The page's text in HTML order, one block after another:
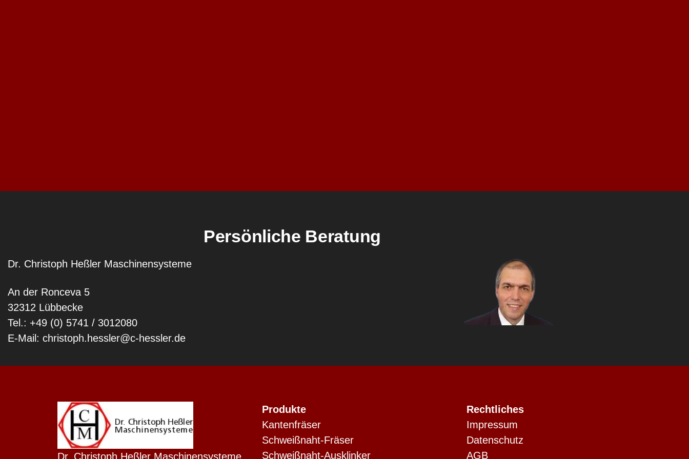
Persönliche Beratung
Dr. Christoph Heßler Maschinensysteme
An der Ronceva 5
32312 Lübbecke
Tel.: +49 (0) 5741 / 3012080
E-Mail: christoph.hessler@c-hessler.de
Dr. Christoph Heßler Maschinensysteme
Produkte
Kantenfräser
Schweißnaht-Fräser
Schweißnaht-Ausklinker
Rechtliches
Impressum
Datenschutz
AGB
Finnish
Dutch